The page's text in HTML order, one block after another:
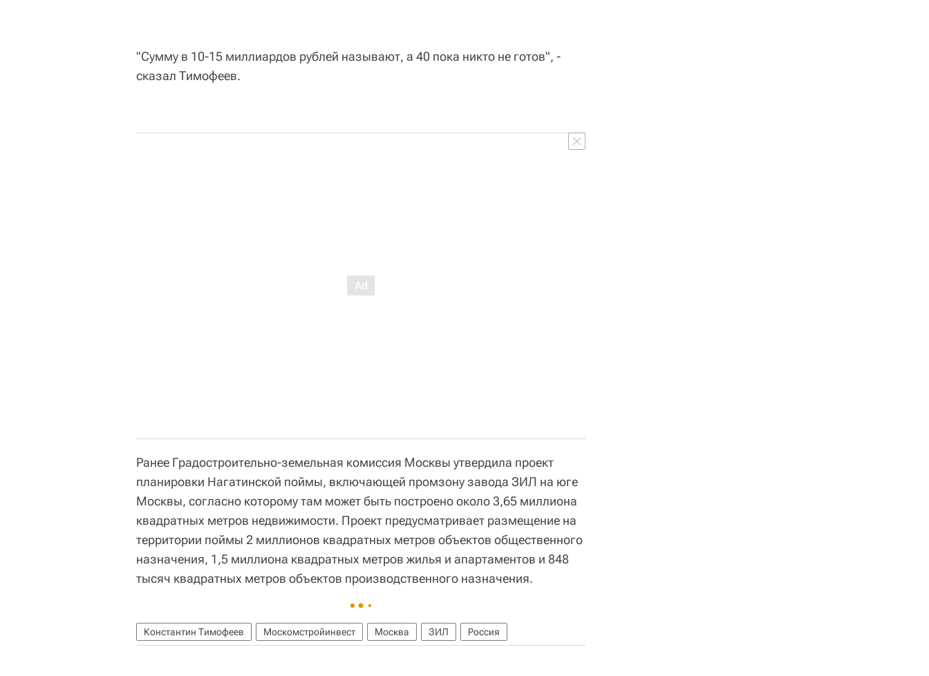
"Сумму в 10-15 миллиардов рублей называют, а 40 пока никто не готов", -
сказал Тимофеев.
Ранее Градостроительно-земельная комиссия Москвы утвердила проект
планировки Нагатинской поймы, включающей промзону завода ЗИЛ на юге
Москвы, согласно которому там может быть построено около 3,65 миллиона
квадратных метров недвижимости. Проект предусматривает размещение на
территории поймы 2 миллионов квадратных метров объектов общественного
назначения, 1,5 миллиона квадратных метров жилья и апартаментов и 848
тысяч квадратных метров объектов производственного назначения.
Константин Тимофеев Москомстройинвест Москва ЗИЛ Россия